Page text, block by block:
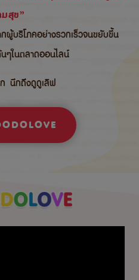
สุข”
ผู้บริโภคอย่างรวกเร็วจนขยับขึ้น
ๆในตลาดออนไลน์
นึกถึงดูดูเลิฟ